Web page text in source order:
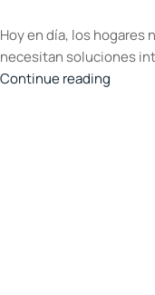
Hoy en día, los hogares
necesitan soluciones
Continue reading